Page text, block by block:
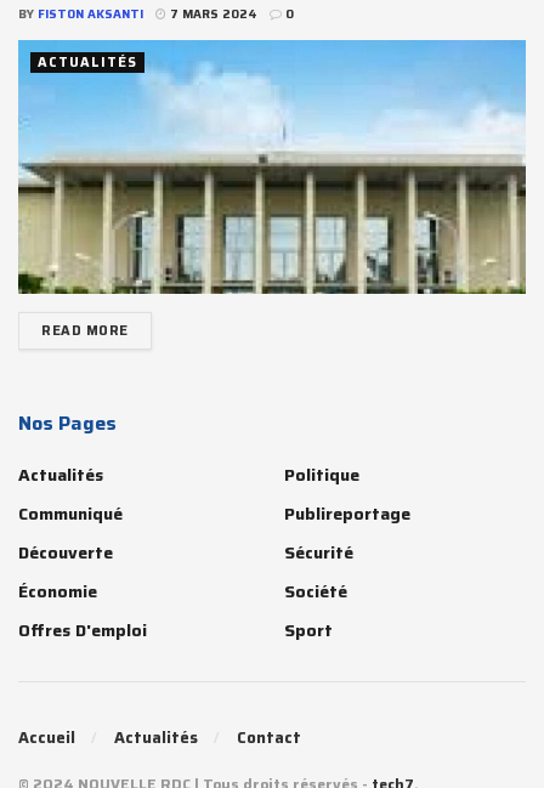
BY FISTON AKSANTI 7 MARS 2024 0
ACTUALITÉS
READ MORE
Nos Pages
Actualités
Communiqué
Découverte
Économie
Offres D'emploi
Politique
Publireportage
Sécurité
Société
Sport
Accueil Actualités Contact